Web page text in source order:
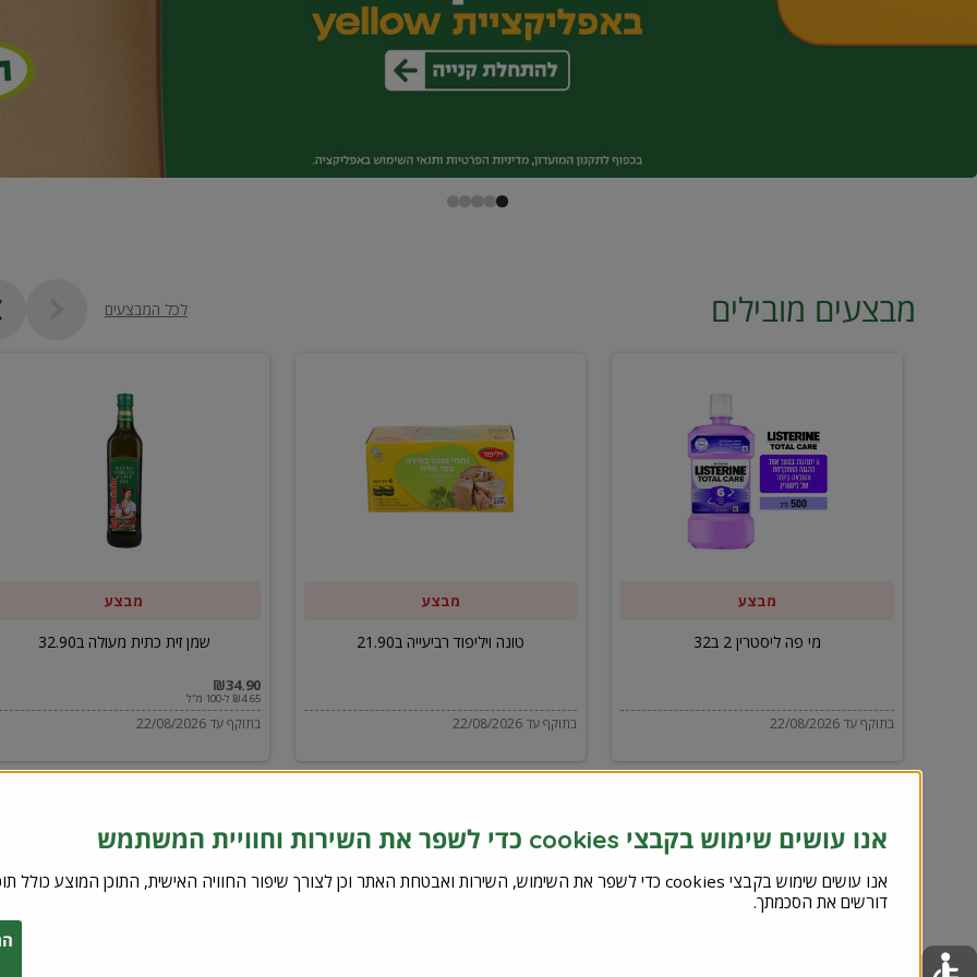
מבצעים מובילים לכל המבצעים
ליסטרין
מבצע
מי פה ליסטרין 2 ב32
בתוקף עד 22/08/2026
ויליפוד
רביעייה
מבצע
טונה ויליפוד רביעייה ב21.90
בתוקף עד 22/08/2026
מבצע
שמן זית כתית מעולה ב32.90
₪34.90
₪4.65 ל-100 מ"ל
בתוקף עד 22/08/2026
אנו עושים שימוש בקבצי cookies כדי לשפר את השירות וחוויית המשתמש
דורשים את הסכמתך.